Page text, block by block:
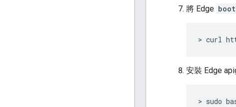
將 Edge
> curl
安裝 Edge
> sudo